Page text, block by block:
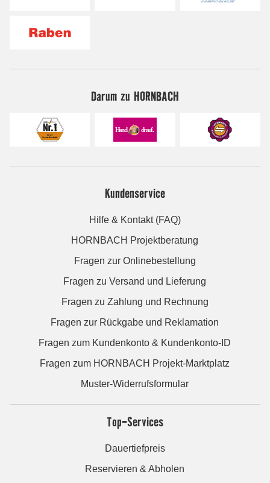
Darum zu HORNBACH
Kundenservice
Hilfe & Kontakt (FAQ)
HORNBACH Projektberatung
Fragen zur Onlinebestellung
Fragen zu Versand und Lieferung
Fragen zu Zahlung und Rechnung
Fragen zur Rückgabe und Reklamation
Fragen zum Kundenkonto & Kundenkonto-ID
Fragen zum HORNBACH Projekt-Marktplatz
Muster-Widerrufsformular
Top-Services
Dauertiefpreis
Reservieren & Abholen